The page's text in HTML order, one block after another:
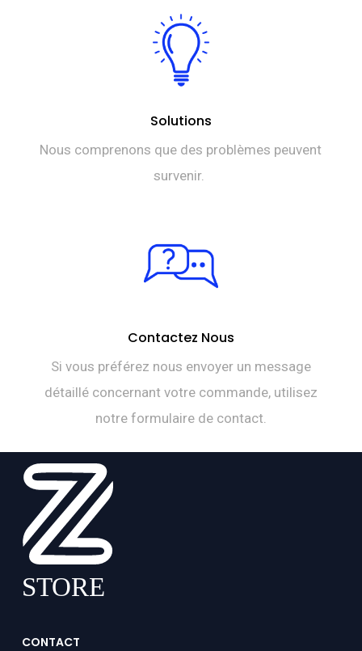
Solutions
Nous comprenons que des problèmes peuvent
survenir.
Contactez Nous
Si vous préférez nous envoyer un message
détaillé concernant votre commande, utilisez
notre formulaire de contact.
CONTACT